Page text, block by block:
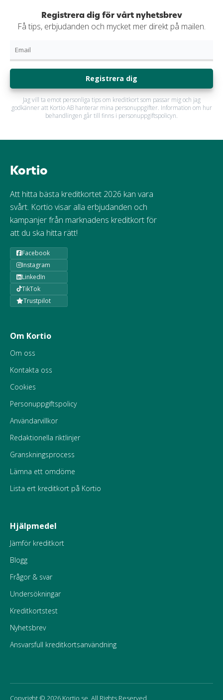
Registrera dig för vårt nyhetsbrev
Få tips, erbjudanden och mycket mer direkt på mailen.
Registrera dig
Jag vill ta emot personliga tips om kreditkort som passar mig och jag
godkänner att Kortio AB hanterar mina personuppgifter. Information om hur
behandlingen går till finns i personuppgiftspolicyn.
Kortio
Att hitta bästa kreditkortet 2026 kan vara
svårt. Kortio visar alla erbjudanden och
kampanjer från marknadens kreditkort för
att du ska hitta rätt!
Facebook
Instagram
LinkedIn
TikTok
Trustpilot
Om Kortio
Om oss
Kontakta oss
Cookies
Personuppgiftspolicy
Användarvillkor
Redaktionella riktlinjer
Granskningsprocess
Lämna ett omdöme
Lista ert kreditkort på Kortio
Hjälpmedel
Jämför kreditkort
Blogg
Frågor & svar
Undersökningar
Kreditkortstest
Nyhetsbrev
Ansvarsfull kreditkortsanvändning
Copyright © 2026 Kortio.se. All Rights Reserved.